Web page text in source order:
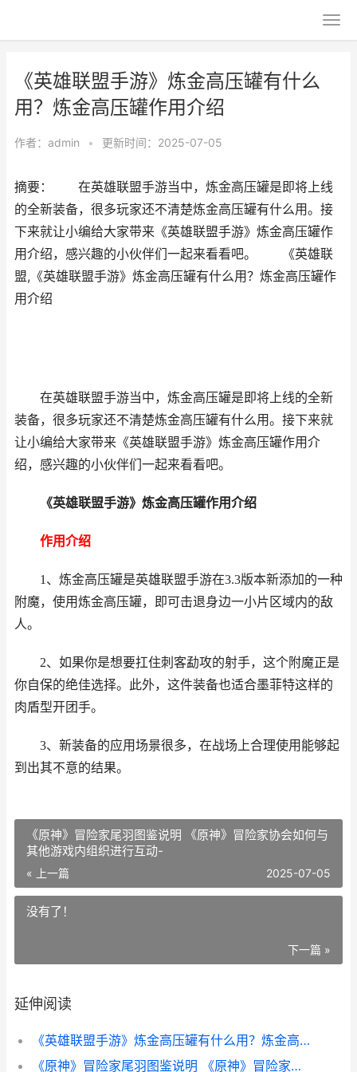
《英雄联盟手游》炼金高压罐有什么
用？炼金高压罐作用介绍
作者： admin • 更新时间：2025-07-05
摘要： 在英雄联盟手游当中，炼金高压罐是即将上线
的全新装备，很多玩家还不清楚炼金高压罐有什么用。接
下来就让小编给大家带来《英雄联盟手游》炼金高压罐作
用介绍，感兴趣的小伙伴们一起来看看吧。 《英雄联
盟,《英雄联盟手游》炼金高压罐有什么用？炼金高压罐作
用介绍
在英雄联盟手游当中，炼金高压罐是即将上线的全新
装备，很多玩家还不清楚炼金高压罐有什么用。接下来就
让小编给大家带来《英雄联盟手游》炼金高压罐作用介
绍，感兴趣的小伙伴们一起来看看吧。
《英雄联盟手游》炼金高压罐作用介绍
作用介绍
1、炼金高压罐是英雄联盟手游在3.3版本新添加的一种
附魔，使用炼金高压罐，即可击退身边一小片区域内的敌
人。
2、如果你是想要扛住刺客勐攻的射手，这个附魔正是
你自保的绝佳选择。此外，这件装备也适合墨菲特这样的
肉盾型开团手。
3、新装备的应用场景很多，在战场上合理使用能够起
到出其不意的结果。
《原神》冒险家尾羽图鉴说明 《原神》冒险家协会如何与
其他游戏内组织进行互动-
« 上一篇 2025-07-05
没有了！
下一篇 »
延伸阅读
《英雄联盟手游》炼金高压罐有什么用？炼金高压罐作用介绍
《原神》冒险家尾羽图鉴说明 《原神》冒险家协会如何与其他游戏内组织进行互动-